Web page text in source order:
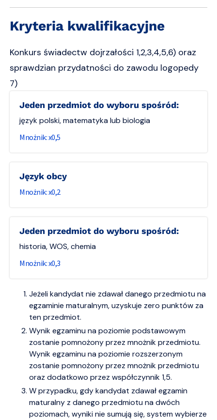
Kryteria kwalifikacyjne
Konkurs świadectw dojrzałości 1,2,3,4,5,6) oraz
sprawdzian przydatności do zawodu logopedy
7)
Jeden przedmiot do wyboru spośród:
język polski, matematyka lub biologia
0,5
Język obcy
0,2
Jeden przedmiot do wyboru spośród:
historia, WOS, chemia
0,3
Jeżeli kandydat nie zdawał danego przedmiotu na
egzaminie maturalnym, uzyskuje zero punktów za
ten przedmiot.
Wynik egzaminu na poziomie podstawowym
zostanie pomnożony przez mnożnik przedmiotu.
Wynik egzaminu na poziomie rozszerzonym
zostanie pomnożony przez mnożnik przedmiotu
oraz dodatkowo przez współczynnik 1,5.
W przypadku, gdy kandydat zdawał egzamin
maturalny z danego przedmiotu na dwóch
poziomach, wyniki nie sumują się, system wybierze